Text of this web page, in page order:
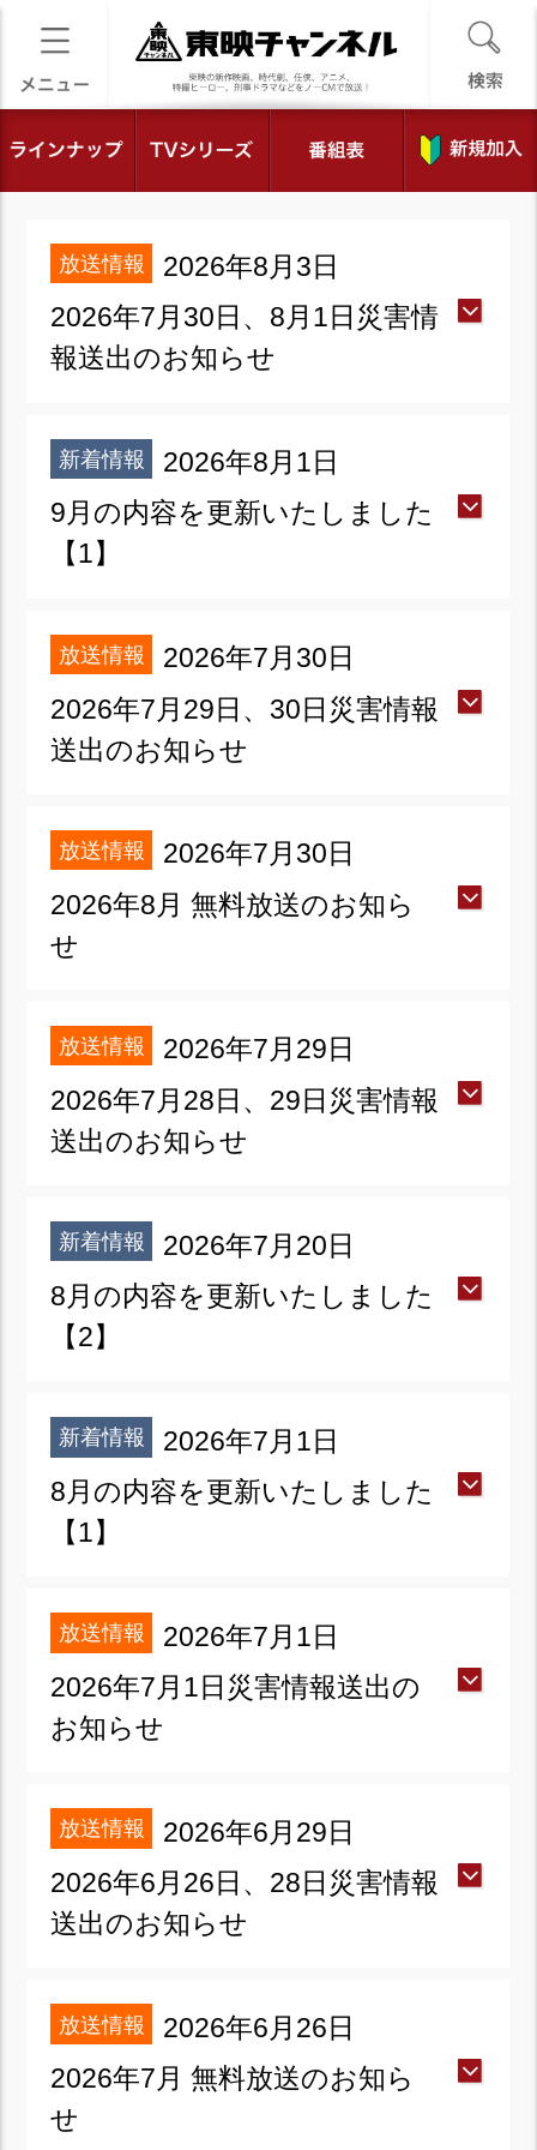
放送情報
2026年8月3日
2026年7月30日、8月1日災害情
報送出のお知らせ
新着情報
2026年8月1日
9月の内容を更新いたしました
【1】
放送情報
2026年7月30日
2026年7月29日、30日災害情報
送出のお知らせ
放送情報
2026年7月30日
2026年8月 無料放送のお知ら
せ
放送情報
2026年7月29日
2026年7月28日、29日災害情報
送出のお知らせ
新着情報
2026年7月20日
8月の内容を更新いたしました
【2】
新着情報
2026年7月1日
8月の内容を更新いたしました
【1】
放送情報
2026年7月1日
2026年7月1日災害情報送出の
お知らせ
放送情報
2026年6月29日
2026年6月26日、28日災害情報
送出のお知らせ
放送情報
2026年6月26日
2026年7月 無料放送のお知ら
せ